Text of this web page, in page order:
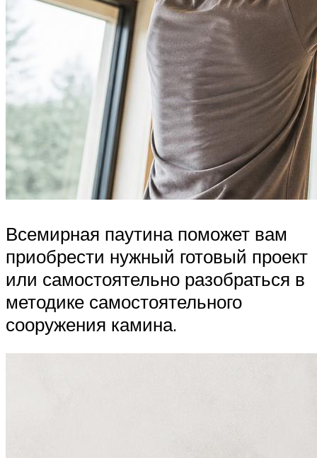
Всемирная паутина поможет вам
приобрести нужный готовый проект
или самостоятельно разобраться в
методике самостоятельного
сооружения камина.